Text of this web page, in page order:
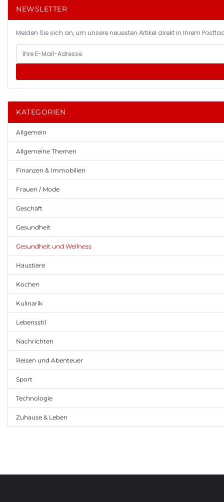
NEWSLETTER
Melden Sie sich an, um unsere neuesten Artikel direkt in Ihrem
KATEGORIEN
Allgemein
Allgemeine Themen
Finanzen & Immobilien
Frauen / Mode
Geschäft
Gesundheit
Gesundheit und Wellness
Haustiere
Kochen
Kulinarik
Lebensstil
Nachrichten
Reisen und Abenteuer
Sport
Technologie
Zuhause & Leben